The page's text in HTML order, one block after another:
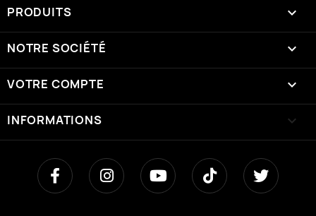
PRODUITS 
NOTRE SOCIÉTÉ 
VOTRE COMPTE 
INFORMATIONS keyboard_arrow_down